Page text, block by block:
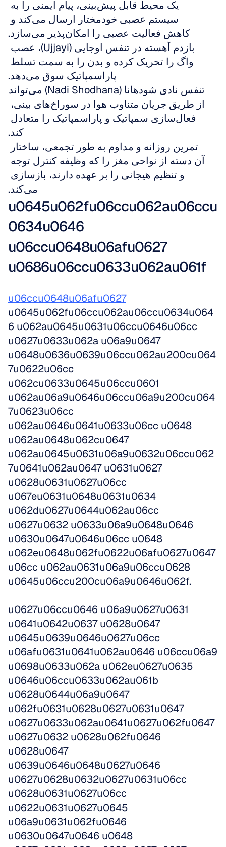
کاهش فعالیت عصبی را امکان‌پذیر می‌سازد.
پاراسمپاتیک سوق می‌دهد.
کند.
می‌کند.
u0645u062fu06ccu062au06ccu
0634u0646
u06ccu0648u06afu0627
u0686u06ccu0633u062au061f
u06ccu0648u06afu0627
u0645u062fu06ccu062au06ccu0634u064
6 u062au0645u0631u06ccu0646u06cc
u0627u0633u062a u06a9u0647
u0648u0636u0639u06ccu062au200cu064
7u0622u06cc
u062cu0633u0645u06ccu0601
u062au06a9u0646u06ccu06a9u200cu064
7u0623u06cc
u062au0646u0641u0633u06cc u0648
u062au0648u062cu0647
u062au0645u0631u06a9u0632u06ccu062
7u0641u062au0647 u0631u0627
u0628u0631u0627u06cc
u067eu0631u0648u0631u0634
u062du0627u0644u062au06cc
u0627u0632 u0633u06a9u0648u0646
u0630u0647u0646u06cc u0648
u062eu0648u062fu0622u06afu0627u0647
u06cc u062au0631u06a9u06ccu0628
u0645u06ccu200cu06a9u0646u062f.
u0627u06ccu0646 u06a9u0627u0631
u0641u0642u0637 u0628u0647
u0645u0639u0646u0627u06cc
u06afu0631u0641u062au0646 u06ccu06a9
u0698u0633u062a u062eu0627u0635
u0646u06ccu0633u062au061b
u0628u0644u06a9u0647
u062fu0631u0628u0627u0631u0647
u0627u0633u062au0641u0627u062fu0647
u0627u0632 u0628u062fu0646
u0628u0647
u0639u0646u0648u0627u0646
u0627u0628u0632u0627u0631u06cc
u0628u0631u0627u06cc
u0622u0631u0627u0645
u06a9u0631u062fu0646
u0630u0647u0646 u0648